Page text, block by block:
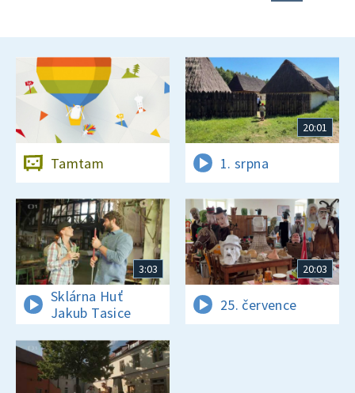
Tamtam
20:01
1. srpna
3:03
Sklárna Huť
Jakub Tasice
20:03
25. července